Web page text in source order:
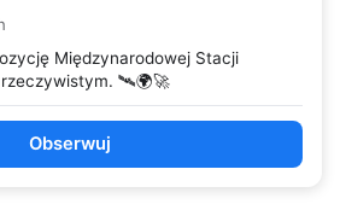
Międzynarodowej Stacji
rzeczywistym. 🛰️🌍🚀
Obserwuj